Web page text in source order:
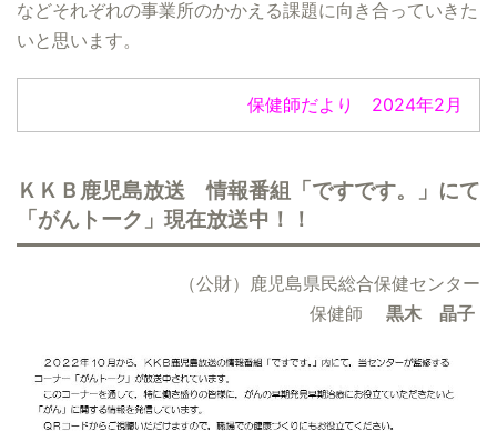
などそれぞれの事業所のかかえる課題に向き合っていきた
いと思います。
保健師だより 2024年2月
ＫＫＢ鹿児島放送 情報番組「ですです。」にて
「がんトーク」現在放送中！！
（公財）鹿児島県民総合保健センター
保健師
黒木 晶子